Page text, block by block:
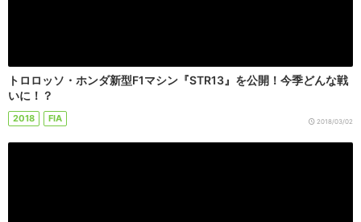
トロロッソ・ホンダ新型F1マシン『STR13』を公開！今季どんな戦
いに！？
2018 FIA 2018/03/02